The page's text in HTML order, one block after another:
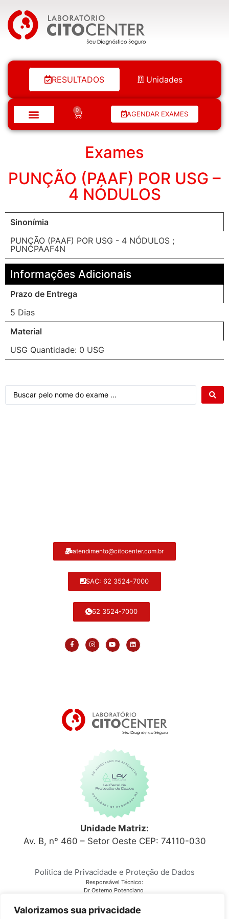
Valorizamos sua privacidade
Laboratório Citocenter
RESULTADOS Unidades
0 AGENDAR EXAMES
Exames
PUNÇÃO (PAAF) POR USG –
4 NÓDULOS
Sinonímia
PUNÇÃO (PAAF) POR USG - 4 NÓDULOS ;
PUNCPAAF4N
Informações Adicionais
Prazo de Entrega
5 Dias
Material
USG Quantidade: 0 USG
atendimento@citocenter.com.br
SAC: 62 3524-7000
62 3524-7000
Unidade Matriz:
Av. B, nº 460 – Setor Oeste CEP: 74110-030
Política de Privacidade e Proteção de Dados
Responsável Técnico:
Dr Osterno Potenciano
Laboratório Citocenter
CNPJ 03.810.678/0001-28